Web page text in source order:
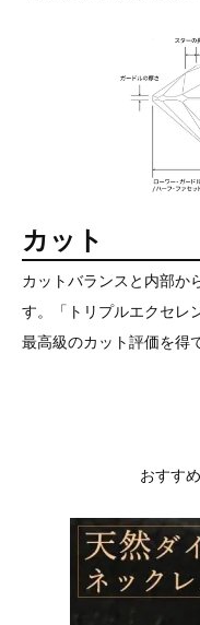
カット
カットバランスと内部か
す。「トリプルエクセレ
最高級のカット評価を得
おすす